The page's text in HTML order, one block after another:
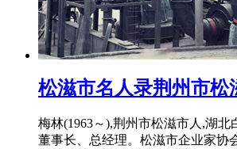
松滋市名人录荆州市松
梅林(1963～),荆州市松滋市人,湖北
董事长、总经理。松滋市企业家协